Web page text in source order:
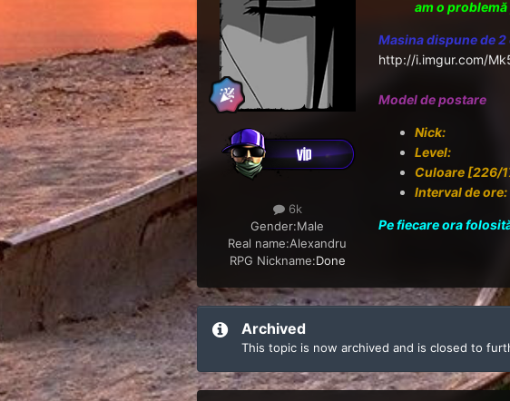
6k
Gender:Male
Real name:Alexandru
RPG Nickname:Done
am o
Masina dispune de
http://i.imgur.com/
Model de postare
Nick:
Level:
Culoare [226/
Interval de ore:
Pe fiecare ora
Archived
This topic is now archived and is closed to